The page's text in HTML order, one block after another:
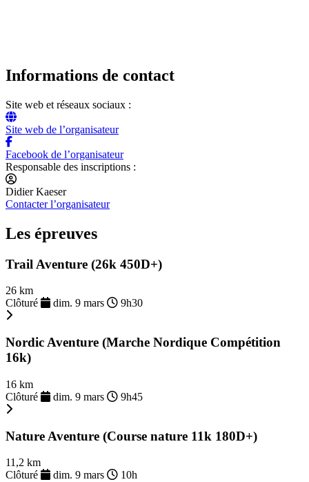
Informations de contact
Site web et réseaux sociaux :
Site web de l’organisateur
Facebook de l’organisateur
Responsable des inscriptions :
Didier Kaeser
Contacter l’organisateur
Les épreuves
Trail Aventure (26k 450D+)
26 km
Clôturé
dim. 9 mars 9h30
Nordic Aventure (Marche Nordique Compétition
16k)
16 km
Clôturé
dim. 9 mars 9h45
Nature Aventure (Course nature 11k 180D+)
11,2 km
Clôturé
dim. 9 mars 10h